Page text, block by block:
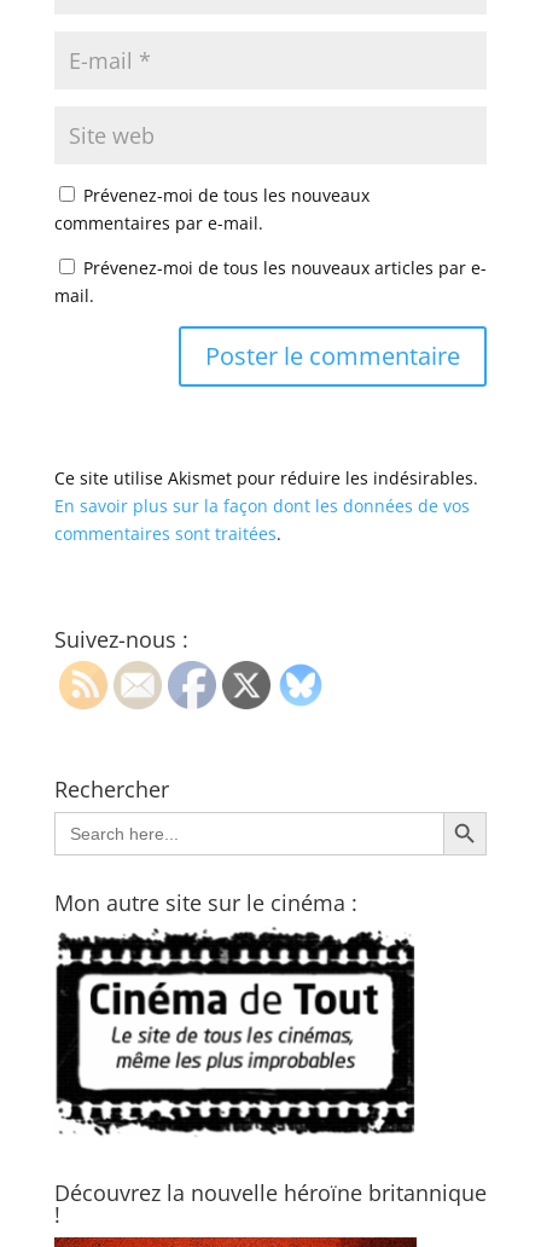
Prévenez-moi de tous les nouveaux
commentaires par e-mail.
Prévenez-moi de tous les nouveaux articles par e-
mail.
Ce site utilise Akismet pour réduire les indésirables.
En savoir plus sur la façon dont les données de vos
commentaires sont traitées.
Suivez-nous :
Rechercher
Search
for:
Search Button
Mon autre site sur le cinéma :
Découvrez la nouvelle héroïne britannique
!